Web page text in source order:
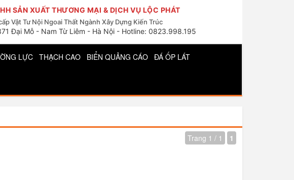
SẢN XUẤT THƯƠNG MẠI & DỊCH VỤ LỘC PHÁT
Vật Tư Nội Ngoai Thất Ngành Xây Dựng Kiến Trúc
Đại Mỗ - Nam Từ Liêm - Hà Nội - Hotline: 0823.998.195
LỰC THẠCH CAO BIỂN QUẢNG CÁO ĐÁ ỐP LÁT
Trang 1 / 1 1